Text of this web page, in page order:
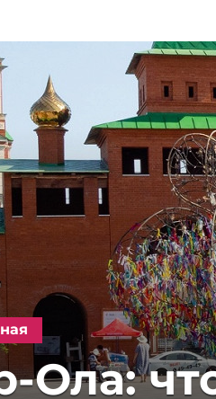
Ола: